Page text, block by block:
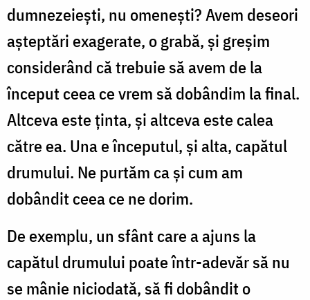
dumnezeieşti, nu omeneşti? Avem deseori
aşteptări exagerate, o grabă, şi greşim
considerând că trebuie să avem de la
început ceea ce vrem să dobândim la final.
Altceva este ţinta, şi altceva este calea
către ea. Una e începutul, şi alta, capătul
drumului. Ne purtăm ca şi cum am
dobândit ceea ce ne dorim.
De exemplu, un sfânt care a ajuns la
capătul drumului poate într-adevăr să nu
se mânie niciodată, să fi dobândit o